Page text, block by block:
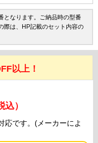
となります。ご納品時の型番
際は、HP記載のセット内容の
以上！
込）
応です。(メーカーによ